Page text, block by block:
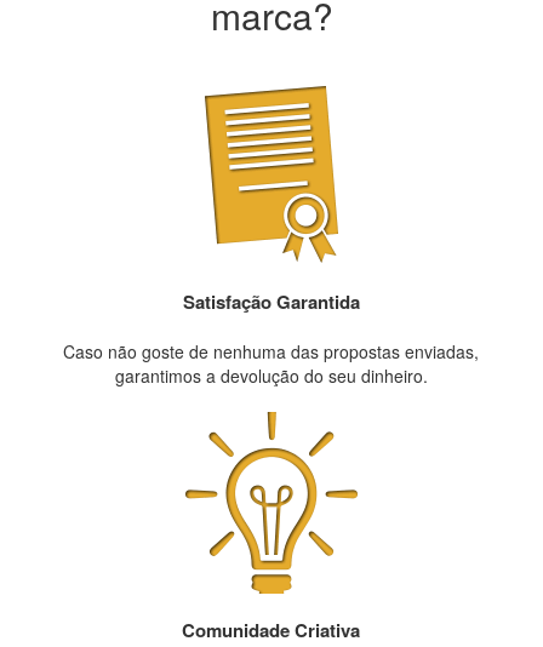
marca?
Satisfação Garantida
Caso não goste de nenhuma das propostas enviadas,
garantimos a devolução do seu dinheiro.
Comunidade Criativa